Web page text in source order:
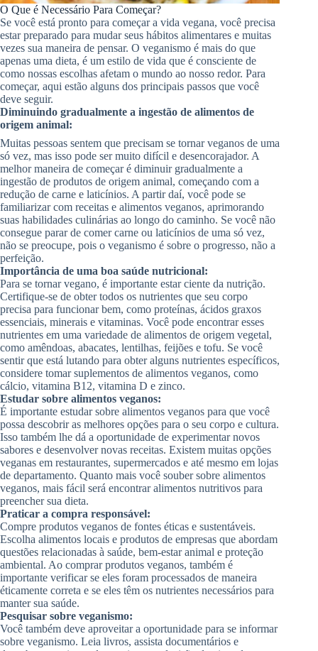
O Que é Necessário Para Começar?
Se você está pronto para começar a vida vegana, você precisa
estar preparado para mudar seus hábitos alimentares e muitas
vezes sua maneira de pensar. O veganismo é mais do que
apenas uma dieta, é um estilo de vida que é consciente de
como nossas escolhas afetam o mundo ao nosso redor. Para
começar, aqui estão alguns dos principais passos que você
deve seguir.
Diminuindo gradualmente a ingestão de alimentos de
origem animal:
Muitas pessoas sentem que precisam se tornar veganos de uma
só vez, mas isso pode ser muito difícil e desencorajador. A
melhor maneira de começar é diminuir gradualmente a
ingestão de produtos de origem animal, começando com a
redução de carne e laticínios. A partir daí, você pode se
familiarizar com receitas e alimentos veganos, aprimorando
suas habilidades culinárias ao longo do caminho. Se você não
consegue parar de comer carne ou laticínios de uma só vez,
não se preocupe, pois o veganismo é sobre o progresso, não a
perfeição.
Importância de uma boa saúde nutricional:
Para se tornar vegano, é importante estar ciente da nutrição.
Certifique-se de obter todos os nutrientes que seu corpo
precisa para funcionar bem, como proteínas, ácidos graxos
essenciais, minerais e vitaminas. Você pode encontrar esses
nutrientes em uma variedade de alimentos de origem vegetal,
como amêndoas, abacates, lentilhas, feijões e tofu. Se você
sentir que está lutando para obter alguns nutrientes específicos,
considere tomar suplementos de alimentos veganos, como
cálcio, vitamina B12, vitamina D e zinco.
Estudar sobre alimentos veganos:
É importante estudar sobre alimentos veganos para que você
possa descobrir as melhores opções para o seu corpo e cultura.
Isso também lhe dá a oportunidade de experimentar novos
sabores e desenvolver novas receitas. Existem muitas opções
veganas em restaurantes, supermercados e até mesmo em lojas
de departamento. Quanto mais você souber sobre alimentos
veganos, mais fácil será encontrar alimentos nutritivos para
preencher sua dieta.
Praticar a compra responsável:
Compre produtos veganos de fontes éticas e sustentáveis.
Escolha alimentos locais e produtos de empresas que abordam
questões relacionadas à saúde, bem-estar animal e proteção
ambiental. Ao comprar produtos veganos, também é
importante verificar se eles foram processados de maneira
éticamente correta e se eles têm os nutrientes necessários para
manter sua saúde.
Pesquisar sobre veganismo:
Você também deve aproveitar a oportunidade para se informar
sobre veganismo. Leia livros, assista documentários e